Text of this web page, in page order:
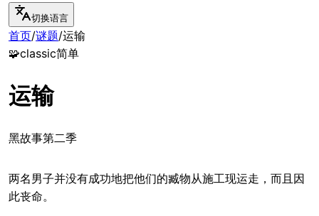
切换语言
首页/谜题/运输
🧩classic简单
运输
黑故事第二季
两名男子并没有成功地把他们的臧物从施工现运走，而且因
此丧命。